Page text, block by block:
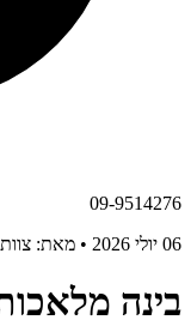
09-9514276
06 יולי 2026 • מאת: צוות Dreamview
בינה